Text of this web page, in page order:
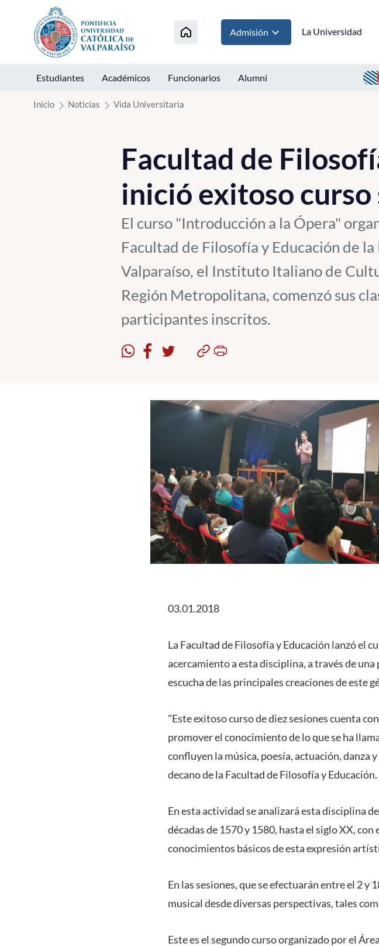
Click acá para ir directamente al contenido
Admisión La Universidad
Estudiantes Académicos Funcionarios Alumni
Inicio Noticias Vida Universitaria
Facultad de
inició exitoso curso
El curso "Introducción a la Ópera"
Facultad de Filosofía y Educación de
Valparaíso, el Instituto Italiano de
Región Metropolitana, comenzó sus
participantes inscritos.
03.01.2018
La Facultad de Filosofía y Educación lanzó el
acercamiento a esta disciplina, a través de
escucha de las principales creaciones de este
"Este exitoso curso de diez sesiones cuenta
promover el conocimiento de lo que se ha
confluyen la música, poesía, actuación, danza
decano de la Facultad de Filosofía y Educación.
En esta actividad se analizará esta disciplina
décadas de 1570 y 1580, hasta el siglo XX,
conocimientos básicos de esta expresión
En las sesiones, que se efectuarán entre el 2 y
musical desde diversas perspectivas, tales
Este es el segundo curso organizado por el